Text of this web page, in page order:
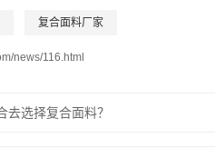
复合面料厂家
news/116.html
去选择复合面料？